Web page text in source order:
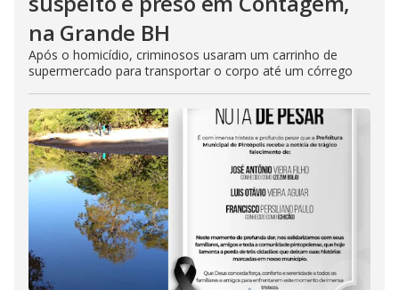
na Grande BH
Após o homicídio, criminosos usaram um carrinho de
supermercado para transportar o corpo até um córrego